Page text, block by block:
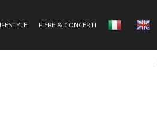
FIERE & CONCERTI